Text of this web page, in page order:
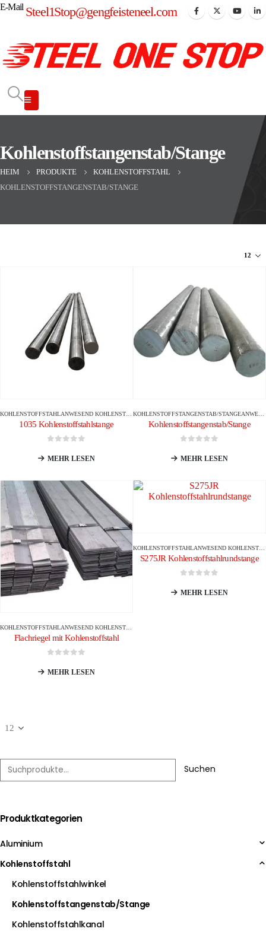
E-Mail Steel1Stop@gengfeisteneel.com
Kohlenstoffstangenstab/Stange
HEIM PRODUKTE
KOHLENSTOFFSTAHL
KOHLENSTOFFSTANGENSTAB/STANGE
KOHLENSTOFFSTAHLANWESEND KOHLENSTOFFSTANGENSTAB/STANGE
1035 Kohlenstoffstahlstange
MEHR LESEN
KOHLENSTOFFSTANGENSTAB/STANGEANWESEND
Kohlenstoffstangenstab/Stange
MEHR LESEN
KOHLENSTOFFSTAHLANWESEND KOHLENSTOFFSTANGENSTAB/STANGE
Flachriegel mit Kohlenstoffstahl
MEHR LESEN
KOHLENSTOFFSTAHLANWESEND KOHLENSTOFFSTANGENSTAB/STANGE
S275JR Kohlenstoffstahlrundstange
MEHR LESEN
Suchen
Produktkategorien
Aluminium
Kohlenstoffstahl
Kohlenstoffstahlwinkel
Kohlenstoffstangenstab/Stange
Kohlenstoffstahlkanal